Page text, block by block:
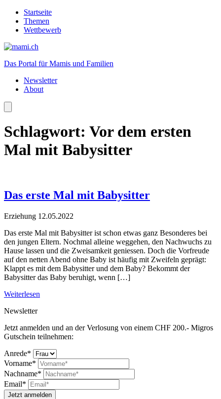
Startseite
Themen
Wettbewerb
Das Portal für Mamis und Familien
Newsletter
About
Schlagwort: Vor dem ersten
Mal mit Babysitter
Das erste Mal mit Babysitter
Erziehung 12.05.2022
Das erste Mal mit Babysitter ist schon etwas ganz Besonderes bei
den jungen Eltern. Nochmal alleine weggehen, den Nachwuchs zu
Hause lassen und die Zweisamkeit geniessen. Doch die Vorfreude
auf den netten Abend ohne Baby ist häufig mit Zweifeln geprägt:
Klappt es mit dem Babysitter und dem Baby? Bekommt der
Babysitter das Baby beruhigt, wenn […]
Weiterlesen
Newsletter
Jetzt anmelden und an der Verlosung von einem CHF 200.- Migros
Gutschein teilnehmen:
Anrede*
Vorname*
Nachname*
Email*
Jetzt anmelden